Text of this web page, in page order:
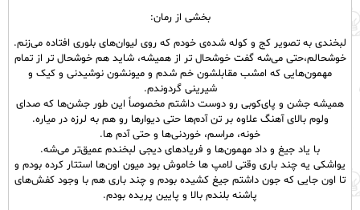
بخشی از رمان:
لبخندی به تصویر کج و کوله‌ شده‌‌ی خودم که روی لیوان‌های بلوری افتاده می‌‌زنم.
خوشحالم،حتی می‌شه گفت خوشحال تر از همیشه، شاید هم خوشحال تر از تمام
مهمون‌هایی که امشب مقابلشون خم شدم و میونشون نوشیدنی و کیک و
شیرینی گردوندم.
همیشه جشن و پای‌کوبی رو دوست داشتم مخصوصاً این طور جشن‌ها که صدای
ولوم بالای آهنگ علاوه بر تن آدم‌ها حتی دیوارها رو هم به لرزه در میاره.
خونه، مراسم، خوردنی‌ها و حتی آدم ها.
با یاد جیغ و داد مهمون‌ها و فریاد‌های دیجی لبخندم عمیق‌تر می‌شه.
یواشکی یه چند باری وقتی لامپ ‌ها خاموش بود میون اون‌ها استتار کرده بودم و
تا اون جایی که جون داشتم جیغ کشیده بودم و چند باری هم با وجود کفش‌های
پاشنه بلندم بالا و پایین پریده بودم.